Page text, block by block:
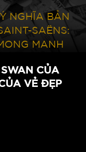
Ý NGHĨA BẢN
SAËNS:
MANH
CỦA
VẺ ĐẸP